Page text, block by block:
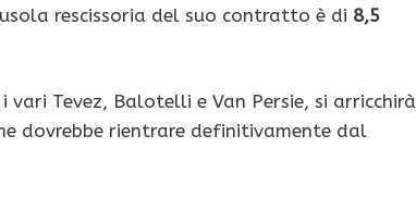
rescissoria del suo contratto è di 8,5
Tevez, Balotelli e Van Persie, si arricchirà
dovrebbe rientrare definitivamente dal